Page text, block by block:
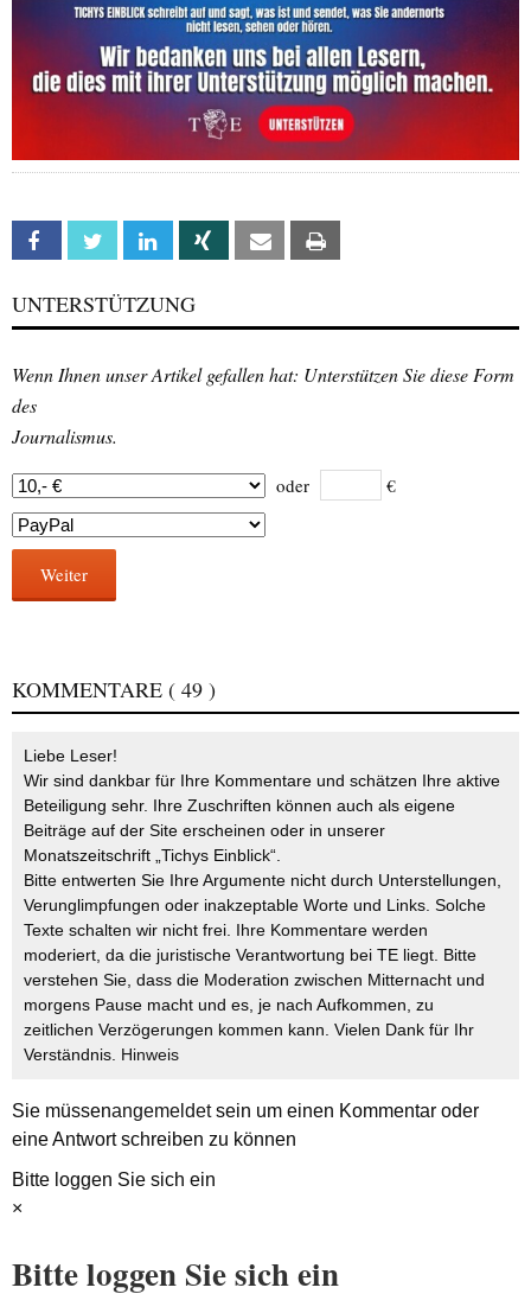
Facebook Twitter Linkedin Xing Email
UNTERSTÜTZUNG
Wenn Ihnen unser Artikel gefallen hat: Unterstützen Sie diese Form
des
Journalismus.
oder €
Weiter
KOMMENTARE ( 49 )
Liebe Leser!
Wir sind dankbar für Ihre Kommentare und schätzen Ihre aktive
Beteiligung sehr. Ihre Zuschriften können auch als eigene
Beiträge auf der Site erscheinen oder in unserer
Monatszeitschrift „Tichys Einblick“.
Bitte entwerten Sie Ihre Argumente nicht durch Unterstellungen,
Verunglimpfungen oder inakzeptable Worte und Links. Solche
Texte schalten wir nicht frei. Ihre Kommentare werden
moderiert, da die juristische Verantwortung bei TE liegt. Bitte
verstehen Sie, dass die Moderation zwischen Mitternacht und
morgens Pause macht und es, je nach Aufkommen, zu
zeitlichen Verzögerungen kommen kann. Vielen Dank für Ihr
Verständnis. Hinweis
Sie müssenangemeldetsein um einen Kommentar oder
eine Antwort schreiben zu können
Bitte loggen Sie sich ein
×
Bitte loggen Sie sich ein